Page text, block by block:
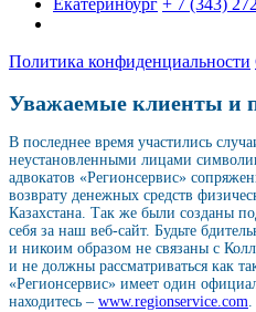
Екатеринбург + 7 (343)
Политика конфиденциальности
Уважаемые клиенты и
В последнее время участились
неустановленными лицами
адвокатов «Регионсервис»
возврату денежных средств
Казахстана. Так же были созданы
себя за наш веб-сайт. Будьте
и никоим образом не связаны с
и не должны рассматриваться как
«Регионсервис» имеет один
находитесь – www.regionservice.com